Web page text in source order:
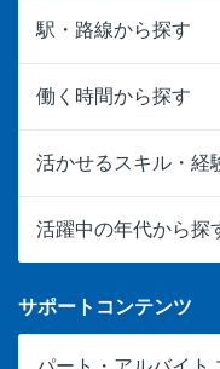
駅・路線から探す
働く時間から探す
活かせるスキル・経
活躍中の年代から探
サポートコンテンツ